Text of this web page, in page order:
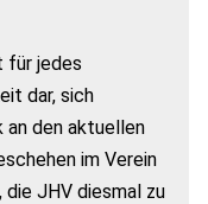
für jedes
dar, sich
an den aktuellen
im Verein
die JHV diesmal zu